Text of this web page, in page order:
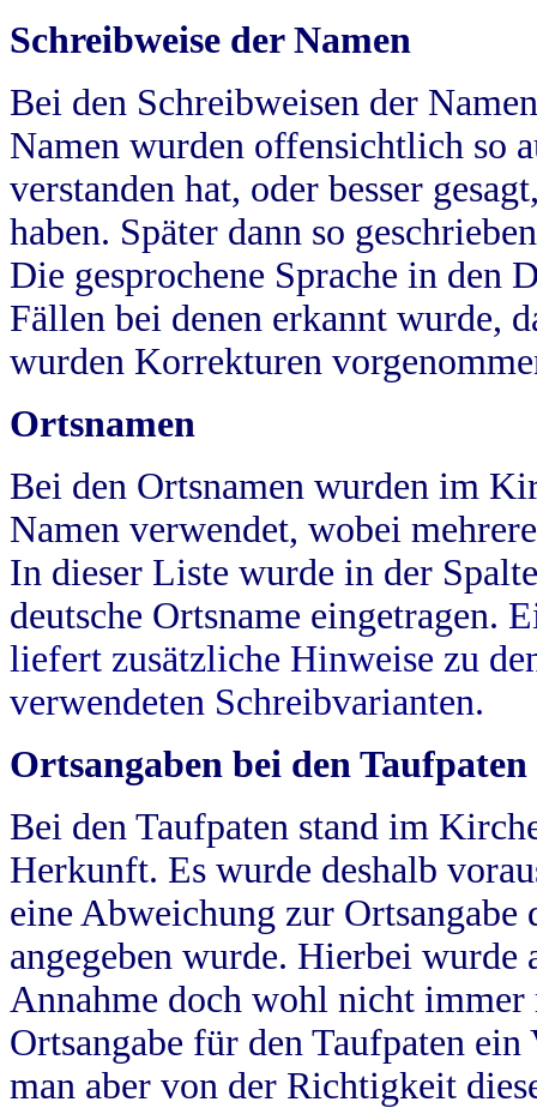
Schreibweise der Namen
Bei den Schreibweisen der
Namen wurden offensichtlich so
verstanden hat, oder besser
haben. Später dann so
Die gesprochene Sprache in
Fällen bei denen erkannt wurde,
wurden Korrekturen
Ortsnamen
Bei den Ortsnamen wurden im
Namen verwendet, wobei
In dieser Liste wurde in der
deutsche Ortsname eingetragen.
liefert zusätzliche Hinweise zu
verwendeten Schreibvarianten.
Ortsangaben bei den Taufpaten
Bei den Taufpaten stand im
Herkunft. Es wurde deshalb
eine Abweichung zur
angegeben wurde. Hierbei wurde
Annahme doch wohl nicht
Ortsangabe für den Taufpaten
man aber von der Richtigkeit